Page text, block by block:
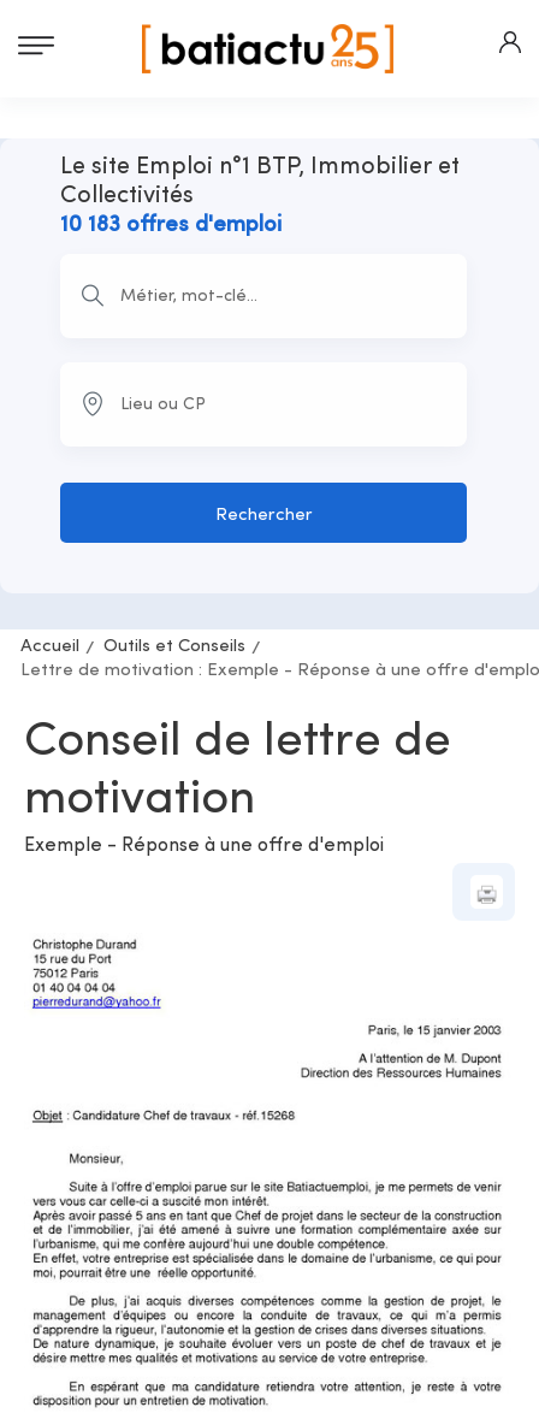
Le site Emploi n°1 BTP, Immobilier et
Collectivités
10 183 offres d'emploi
Rechercher
Accueil
Outils et Conseils
Lettre de motivation : Exemple - Réponse à une offre
Conseil de lettre de
motivation
Exemple - Réponse à une offre d'emploi